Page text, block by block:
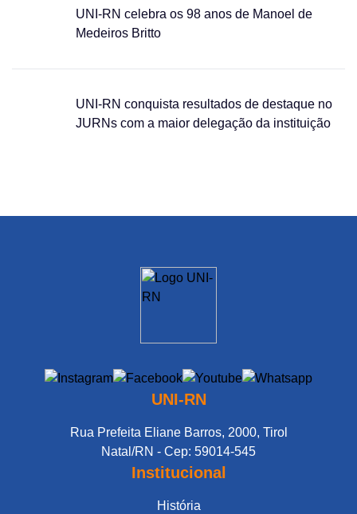
UNI-RN celebra os 98 anos de Manoel de
Medeiros Britto
UNI-RN conquista resultados de destaque no
JURNs com a maior delegação da instituição
UNI-RN
Rua Prefeita Eliane Barros, 2000, Tirol
Natal/RN - Cep: 59014-545
Institucional
História